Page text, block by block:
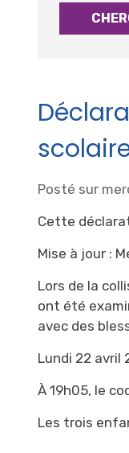
Posté sur
Cette
Mise à jour :
Lors de la
ont été
avec des
Lundi 22 avril
À 19h05, le
Les trois